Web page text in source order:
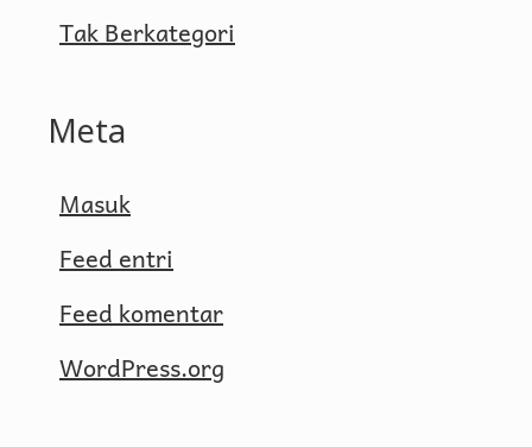
Tak Berkategori
Meta
Masuk
Feed entri
Feed komentar
WordPress.org